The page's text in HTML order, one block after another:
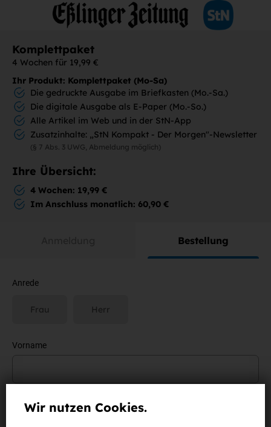
Komplettpaket
4 Wochen für 19,99 €
Ihr Produkt: Komplettpaket (Mo-Sa)
Die gedruckte Ausgabe im Briefkasten (Mo.-Sa.)
Die digitale Ausgabe als E-Paper (Mo.-So.)
Alle Artikel im Web und in der StN-App
Zusatzinhalte: „StN Kompakt - Der Morgen"-Newsletter
(§ 7 Abs. 3 UWG, Abmeldung möglich)
Ihre Übersicht:
4 Wochen: 19,99 €
Im Anschluss monatlich: 60,90 €
Bestellung
Anrede
Frau Herr
Vorname
Nachname
Wir nutzen Cookies.